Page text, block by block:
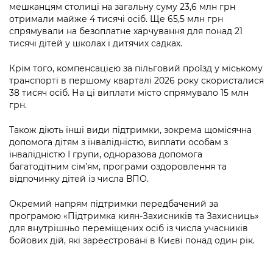
Київська міська військова адміністрація
Важливе під час воєнного стану
мешканцям столиці на загальну суму 23,6 млн грн
отримали майже 4 тисячі осіб. Ще 65,5 млн грн
спрямували на безоплатне харчування для понад 21
тисячі дітей у школах і дитячих садках.
Крім того, компенсацією за пільговий проїзд у міському
транспорті в першому кварталі 2026 року скористалися
38 тисяч осіб. На ці виплати місто спрямувало 15 млн
грн.
Також діють інші види підтримки, зокрема щомісячна
допомога дітям з інвалідністю, виплати особам з
інвалідністю І групи, одноразова допомога
багатодітним сім’ям, програми оздоровлення та
відпочинку дітей із числа ВПО.
Окремий напрям підтримки передбачений за
програмою «Підтримка киян-Захисників та Захисниць»
для внутрішньо переміщених осіб із числа учасників
бойових дій, які зареєстровані в Києві понад один рік.